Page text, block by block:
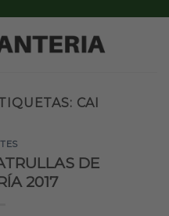
CAI
DE
2017